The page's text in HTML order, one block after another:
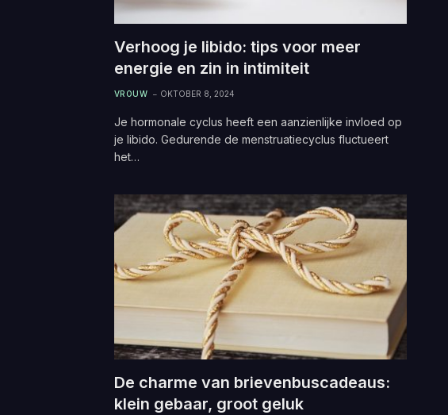
Verhoog je libido: tips voor meer
energie en zin in intimiteit
VROUW OKTOBER 8, 2024
Je hormonale cyclus heeft een aanzienlijke invloed op
je libido. Gedurende de menstruatiecyclus fluctueert
het…
De charme van brievenbuscadeaus:
klein gebaar, groot geluk